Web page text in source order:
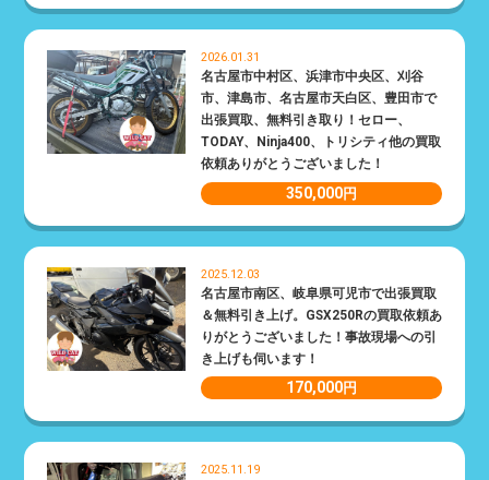
2026.01.31
名古屋市中村区、浜津市中央区、刈谷
市、津島市、名古屋市天白区、豊田市で
出張買取、無料引き取り！セロー、
TODAY、Ninja400、トリシティ他の買取
依頼ありがとうございました！
350,000円
2025.12.03
名古屋市南区、岐阜県可児市で出張買取
＆無料引き上げ。GSX250Rの買取依頼あ
りがとうございました！事故現場への引
き上げも伺います！
170,000円
2025.11.19